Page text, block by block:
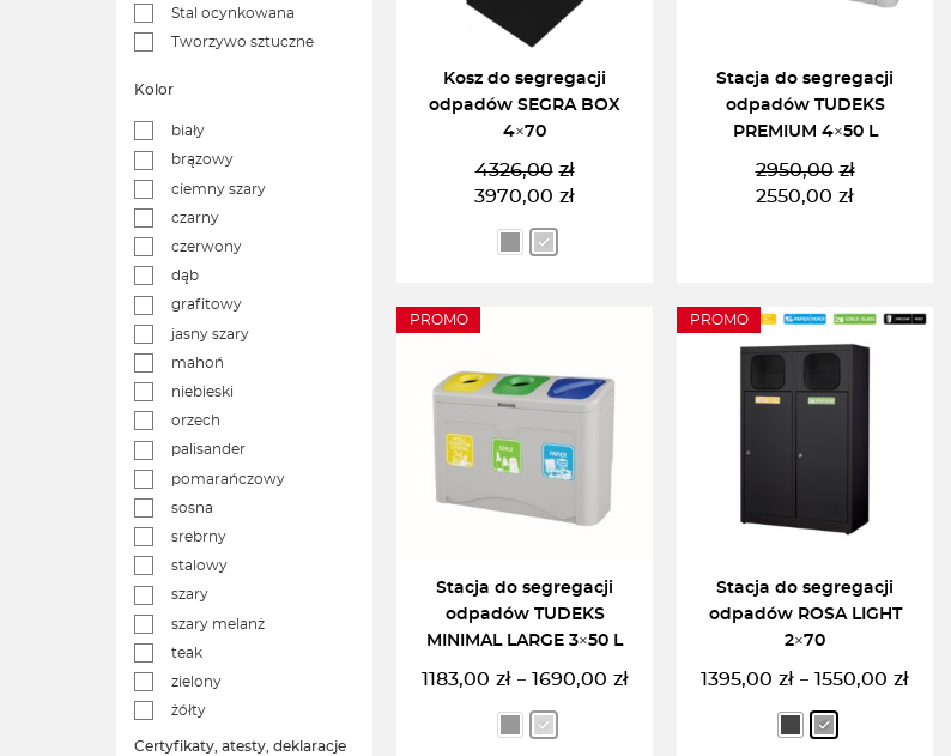
Stal ocynkowana
Tworzywo sztuczne
Kolor
biały
brązowy
ciemny szary
czarny
czerwony
dąb
grafitowy
jasny szary
mahoń
niebieski
orzech
palisander
pomarańczowy
sosna
srebrny
stalowy
szary
szary melanż
teak
zielony
żółty
Certyfikaty, atesty, deklaracje
Kosz do segregacji
odpadów SEGRA BOX
4×70
4326,00 zł
Pierwotna
wynosiła:
3970,00 zł
Aktualna
wynosi:
WYBIERZ OPCJĘ
Stacja do segregacji
odpadów TUDEKS
PREMIUM 4×50 L
2950,00 zł
Pierwotna
2550,00 zł
Aktualna
DODAJ DO KOSZYKA
PROMO
Stacja do segregacji
odpadów TUDEKS
MINIMAL LARGE 3×50 L
1183,00 zł – 1690,00 zł
Zakres
cen:
od
PROMO
Stacja do segregacji
odpadów ROSA LIGHT
2×70
1395,00 zł – 1550,00 zł
Zakres
cen:
od